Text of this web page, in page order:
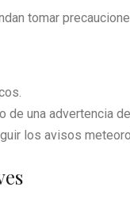
tomar
de una advertencia
los avisos